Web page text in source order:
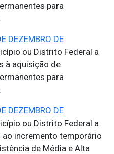
para
DEZEMBRO DE
ou Distrito Federal a
à aquisição de
para
DEZEMBRO DE
ou Distrito Federal a
incremento temporário
de Média e Alta